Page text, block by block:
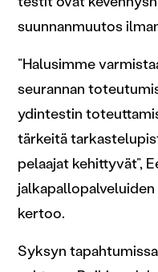
suunnanmuutos
”Halusimme
seurannan
ydintestin
tärkeitä
pelaajat kehittyvät”,
kertoo.
Syksyn